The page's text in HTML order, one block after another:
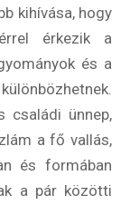
kihívása, hogy
érkezik a
és a
családi ünnep,
a fő vallás,
és formában
a pár közötti